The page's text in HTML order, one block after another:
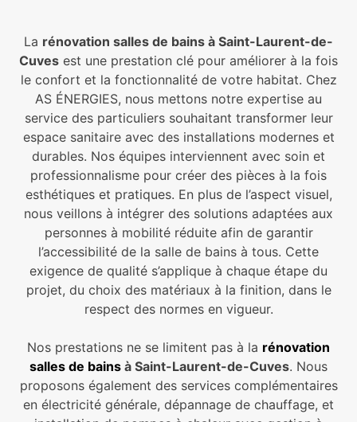
La rénovation salles de bains à Saint-Laurent-de-
Cuves est une prestation clé pour améliorer à la fois
le confort et la fonctionnalité de votre habitat. Chez
AS ÉNERGIES, nous mettons notre expertise au
service des particuliers souhaitant transformer leur
espace sanitaire avec des installations modernes et
durables. Nos équipes interviennent avec soin et
professionnalisme pour créer des pièces à la fois
esthétiques et pratiques. En plus de l’aspect visuel,
nous veillons à intégrer des solutions adaptées aux
personnes à mobilité réduite afin de garantir
l’accessibilité de la salle de bains à tous. Cette
exigence de qualité s’applique à chaque étape du
projet, du choix des matériaux à la finition, dans le
respect des normes en vigueur.
Nos prestations ne se limitent pas à la rénovation
salles de bains à Saint-Laurent-de-Cuves. Nous
proposons également des services complémentaires
en électricité générale, dépannage de chauffage, et